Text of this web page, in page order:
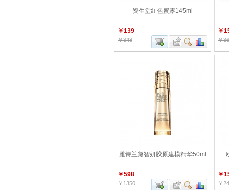
资生堂红色蜜露145ml
￥139
￥348
￥
￥
雅诗兰黛智妍胶原建模精华50ml
￥598
￥1350
￥
￥